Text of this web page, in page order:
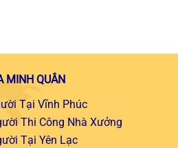
MINH QUÂN
Tại Vĩnh Phúc
Thi Công Nhà Xưởng
Tại Yên Lạc